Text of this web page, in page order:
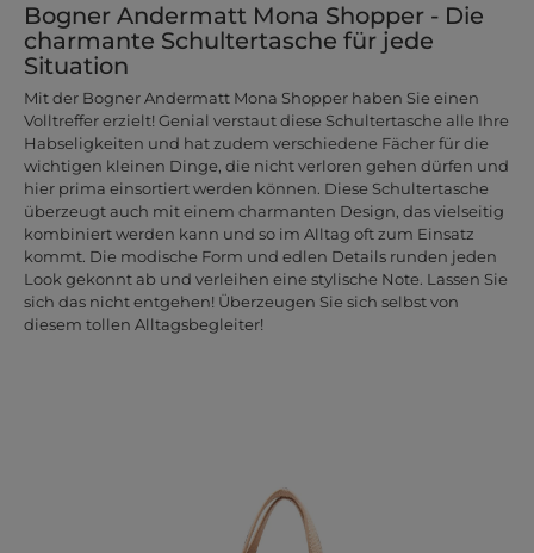
Bogner Andermatt Mona Shopper - Die
charmante Schultertasche für jede
Situation
Mit der Bogner Andermatt Mona Shopper haben Sie einen
Volltreffer erzielt! Genial verstaut diese Schultertasche alle Ihre
Habseligkeiten und hat zudem verschiedene Fächer für die
wichtigen kleinen Dinge, die nicht verloren gehen dürfen und
hier prima einsortiert werden können. Diese Schultertasche
überzeugt auch mit einem charmanten Design, das vielseitig
kombiniert werden kann und so im Alltag oft zum Einsatz
kommt. Die modische Form und edlen Details runden jeden
Look gekonnt ab und verleihen eine stylische Note. Lassen Sie
sich das nicht entgehen! Überzeugen Sie sich selbst von
diesem tollen Alltagsbegleiter!